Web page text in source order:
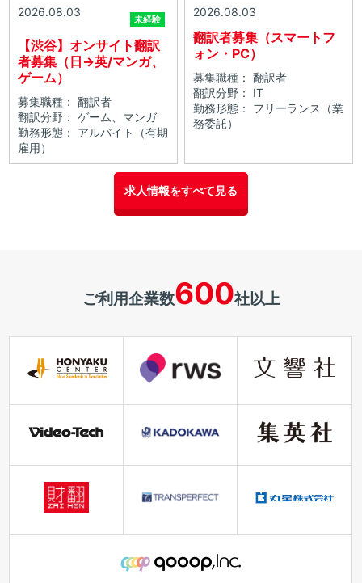
2026.08.03
未経験
【渋谷】オンサイト翻訳
者募集（日→英/マンガ、
ゲーム）
募集職種： 翻訳者
翻訳分野： ゲーム、マンガ
勤務形態： アルバイト（有期
雇用）
2026.08.03
翻訳者募集（スマートフ
ォン・PC）
募集職種： 翻訳者
翻訳分野： IT
勤務形態： フリーランス（業
務委託）
求人情報をすべて見る
ご利用企業数600社以上